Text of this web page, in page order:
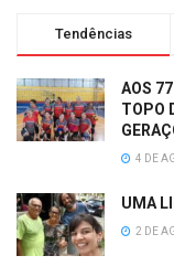
Tendências
AOS
TOPO
4 DE
UMA
2 DE